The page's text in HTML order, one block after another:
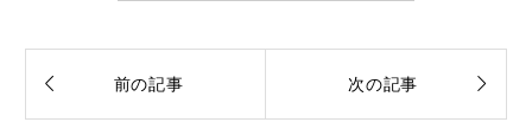
 前の記事 次の記事 